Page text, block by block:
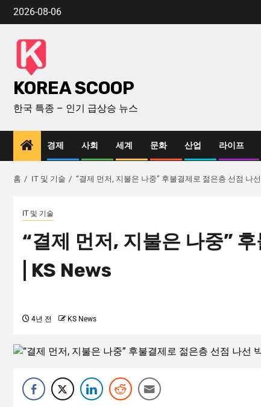
2026-08-06
KOREA SCOOP
한국 특종 – 인기 급상승 뉴스
경제 사회 세계 문화 산업 라이프
홈 IT 및 기술 “결제 먼저, 지불은 나중” 후불결제로 젊은층 선점 나
IT 및 기술
“결제 먼저, 지불은 나중”
| KS News
4년 전 KS News